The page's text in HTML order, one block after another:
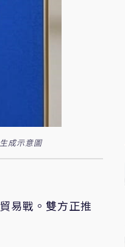
成示意圖
易戰。雙方正推